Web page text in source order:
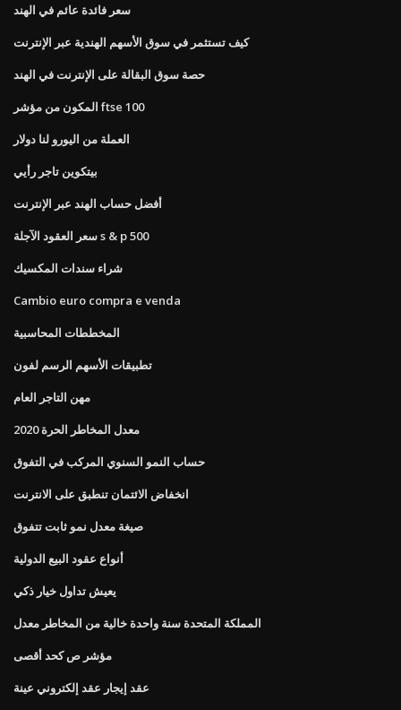
سعر فائدة عائم في الهند
كيف تستثمر في سوق الأسهم الهندية عبر الإنترنت
حصة سوق البقالة على الإنترنت في الهند
المكون من مؤشر ftse 100
العملة من اليورو لنا دولار
بيتكوين تاجر رأيي
أفضل حساب الهند عبر الإنترنت
سعر العقود الآجلة s & p 500
شراء سندات المكسيك
Cambio euro compra e venda
المخططات المحاسبية
تطبيقات الأسهم الرسم لفون
مهن التاجر العام
معدل المخاطر الحرة 2020
حساب النمو السنوي المركب في التفوق
انخفاض الائتمان تنطبق على الانترنت
صيغة معدل نمو ثابت تتفوق
أنواع عقود البيع الدولية
يعيش تداول خيار ذكي
المملكة المتحدة سنة واحدة خالية من المخاطر معدل
مؤشر ص كحد أقصى
عقد إيجار عقد إلكتروني عينة